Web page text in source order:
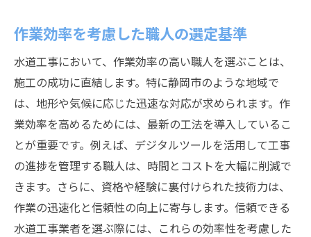
作業効率を考慮した職人の選定基準
水道工事において、作業効率の高い職人を選ぶことは、
施工の成功に直結します。特に静岡市のような地域で
は、地形や気候に応じた迅速な対応が求められます。作
業効率を高めるためには、最新の工法を導入しているこ
とが重要です。例えば、デジタルツールを活用して工事
の進捗を管理する職人は、時間とコストを大幅に削減で
きます。さらに、資格や経験に裏付けられた技術力は、
作業の迅速化と信頼性の向上に寄与します。信頼できる
水道工事業者を選ぶ際には、これらの効率性を考慮した